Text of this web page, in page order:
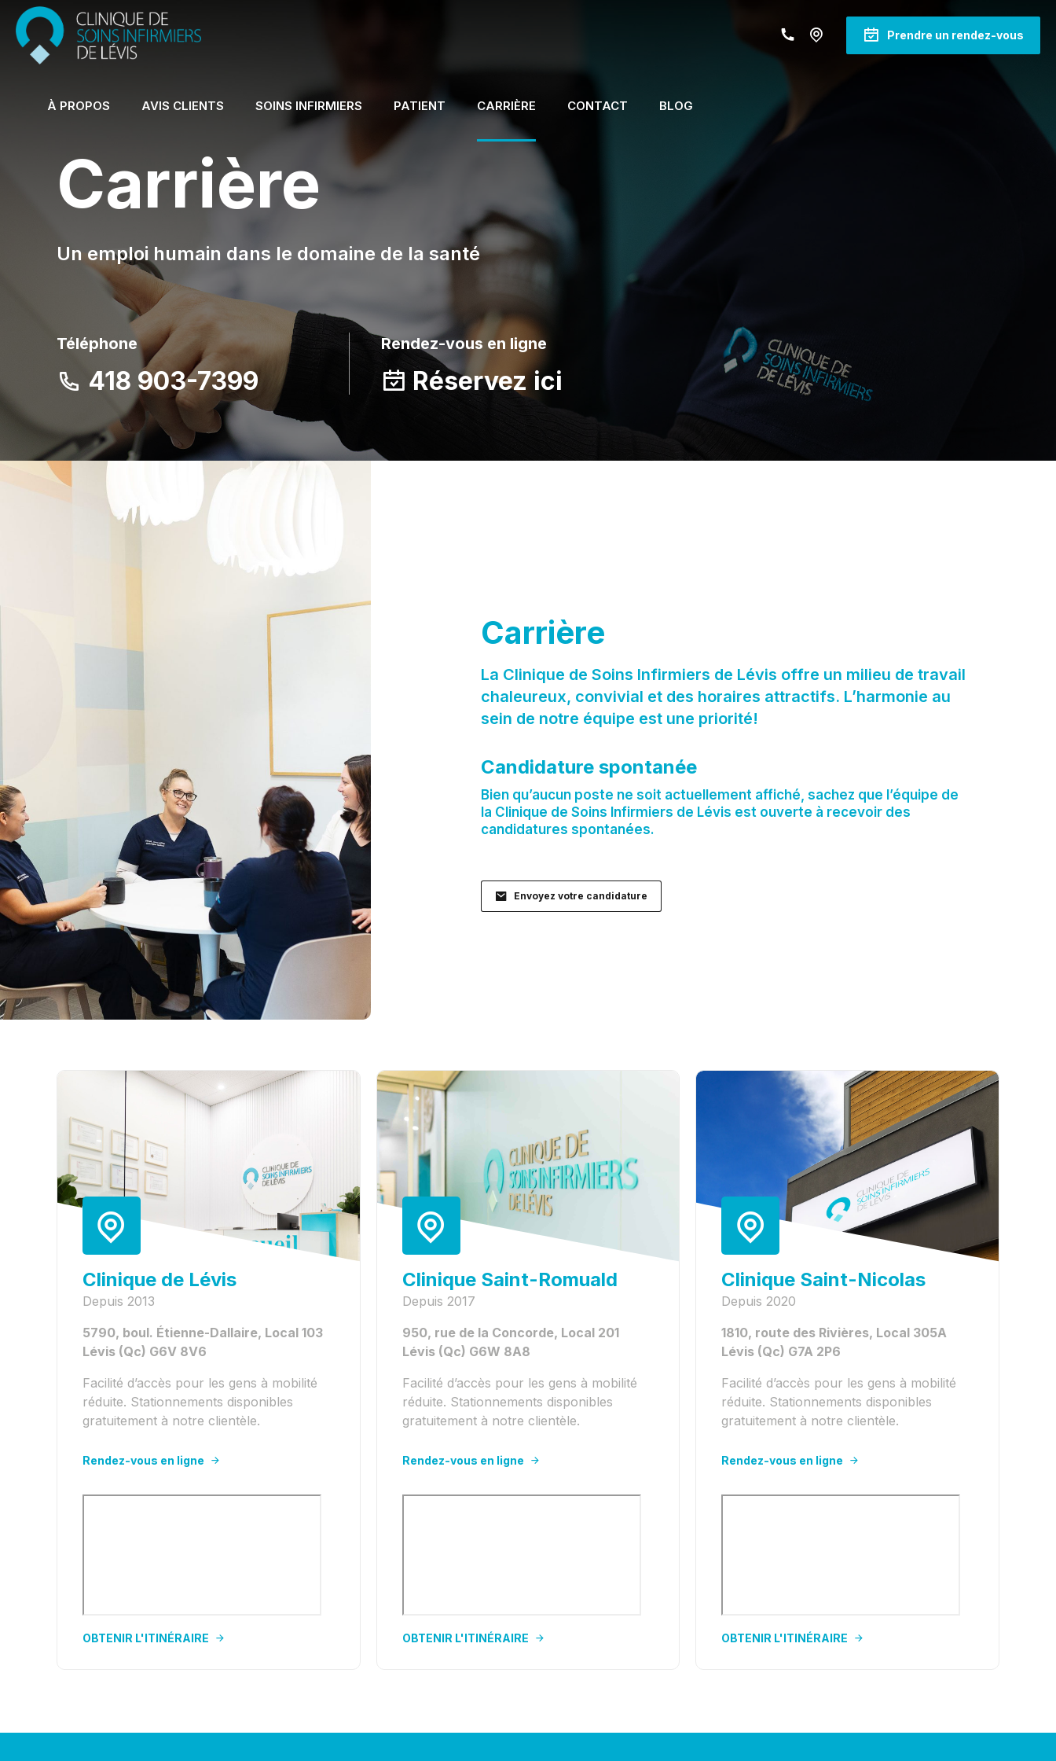
Prendre un rendez-vous
À PROPOS AVIS CLIENTS SOINS INFIRMIERS PATIENT CARRIÈRE CONTACT BLOG
Carrière
Un emploi humain dans le domaine de la santé
Téléphone
418 903-7399
Rendez-vous en ligne
Réservez ici
Carrière
La Clinique de Soins Infirmiers de Lévis offre un milieu de travail
chaleureux, convivial et des horaires attractifs. L’harmonie au
sein de notre équipe est une priorité!
Candidature spontanée
Bien qu’aucun poste ne soit actuellement affiché, sachez que l’équipe de
la Clinique de Soins Infirmiers de Lévis est ouverte à recevoir des
candidatures spontanées.
Envoyez votre candidature
Clinique de Lévis
Depuis 2013
5790, boul. Étienne-Dallaire, Local 103
Lévis (Qc) G6V 8V6
Facilité d’accès pour les gens à mobilité
réduite. Stationnements disponibles
gratuitement à notre clientèle.
Rendez-vous en ligne
OBTENIR L'ITINÉRAIRE
Clinique Saint-Romuald
Depuis 2017
950, rue de la Concorde, Local 201
Lévis (Qc) G6W 8A8
Facilité d’accès pour les gens à mobilité
réduite. Stationnements disponibles
gratuitement à notre clientèle.
Rendez-vous en ligne
OBTENIR L'ITINÉRAIRE
Clinique Saint-Nicolas
Depuis 2020
1810, route des Rivières, Local 305A
Lévis (Qc) G7A 2P6
Facilité d’accès pour les gens à mobilité
réduite. Stationnements disponibles
gratuitement à notre clientèle.
Rendez-vous en ligne
OBTENIR L'ITINÉRAIRE